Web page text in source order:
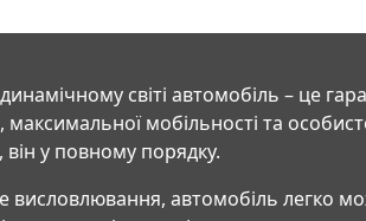
світі автомобіль – це
максимальної мобільності та
він у повному порядку.
висловлювання, автомобіль легко